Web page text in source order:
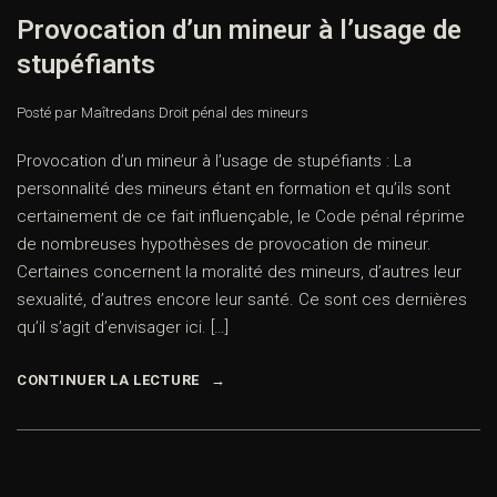
Provocation d’un mineur à l’usage de
stupéfiants
Posté par Maîtredans Droit pénal des mineurs
Provocation d’un mineur à l’usage de stupéfiants : La
personnalité des mineurs étant en formation et qu’ils sont
certainement de ce fait influençable, le Code pénal réprime
de nombreuses hypothèses de provocation de mineur.
Certaines concernent la moralité des mineurs, d’autres leur
sexualité, d’autres encore leur santé. Ce sont ces dernières
qu’il s’agit d’envisager ici. […]
CONTINUER LA LECTURE